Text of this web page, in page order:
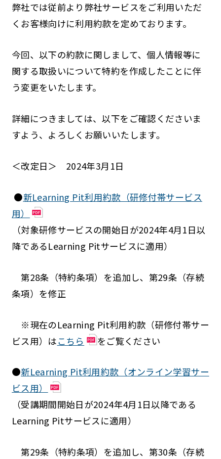
弊社では従前より弊社サービスをご利用いただ
くお客様向けに利用約款を定めております。
今回、以下の約款に関しまして、個人情報等に
関する取扱いについて特約を作成したことに伴
う変更をいたします。
詳細につきましては、以下をご確認くださいま
すよう、よろしくお願いいたします。
＜改定日＞ 2024年3月1日
●新Learning Pit利用約款（研修付帯サービス
用）
（対象研修サービスの開始日が2024年4月1日以
降であるLearning Pitサービスに適用）
第28条（特約条項）を追加し、第29条（存続
条項）を修正
※現在のLearning Pit利用約款（研修付帯サー
ビス用）はこちら をご覧ください
●新Learning Pit利用約款（オンライン学習サー
ビス用）
（受講期間開始日が2024年4月1日以降である
Learning Pitサービスに適用）
第29条（特約条項）を追加し、第30条（存続